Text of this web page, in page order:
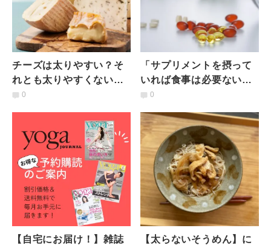
チーズは太りやすい？そ
れとも太りやすくない？
チーズの選び方や食べ方
0
「サプリメントを摂って
いれば食事は必要ない」
本当？それとも嘘？管理
0
【自宅にお届け！】雑誌 【太らないそうめん】に